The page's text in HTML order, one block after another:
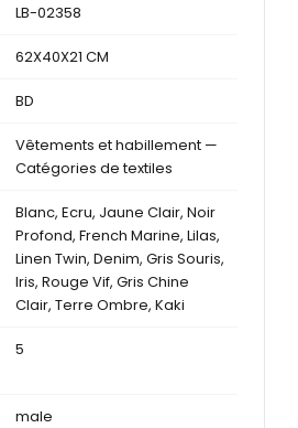
LB-02358
62X40X21 CM
BD
Vêtements et habillement —
Catégories de textiles
Blanc, Ecru, Jaune Clair, Noir
Profond, French Marine, Lilas,
Linen Twin, Denim, Gris Souris,
Iris, Rouge Vif, Gris Chine
Clair, Terre Ombre, Kaki
5
male